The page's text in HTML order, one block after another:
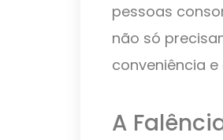
pessoas
não só
conveniência e
A